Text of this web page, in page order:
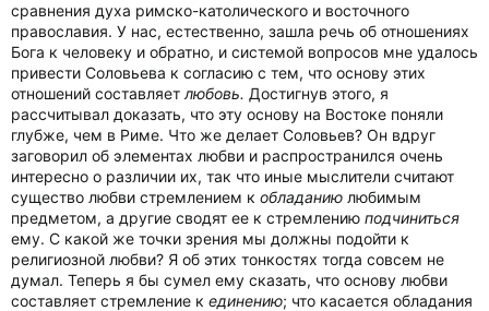
сравнения духа римско-католического и восточного
православия. У нас, естественно, зашла речь об отношениях
Бога к человеку и обратно, и системой вопросов мне удалось
привести Соловьева к согласию с тем, что основу этих
отношений составляет любовь. Достигнув этого, я
рассчитывал доказать, что эту основу на Востоке поняли
глубже, чем в Риме. Что же делает Соловьев? Он вдруг
заговорил об элементах любви и распространился очень
интересно о различии их, так что иные мыслители считают
существо любви стремлением к обладанию любимым
предметом, а другие сводят ее к стремлению подчиниться
ему. С какой же точки зрения мы должны подойти к
религиозной любви? Я об этих тонкостях тогда совсем не
думал. Теперь я бы сумел ему сказать, что основу любви
составляет стремление к единению; что касается обладания